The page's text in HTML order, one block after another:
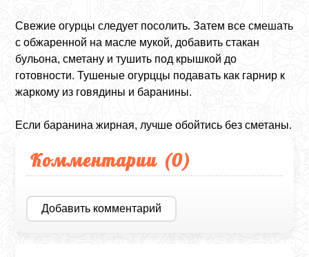
Свежие огурцы следует посолить. Затем все смешать
с обжаренной на масле мукой, добавить стакан
бульона, сметану и тушить под крышкой до
готовности. Тушеные огурццы подавать как гарнир к
жаркому из говядины и баранины.
Если баранина жирная, лучше обойтись без сметаны.
Комментарии (0)
Добавить комментарий